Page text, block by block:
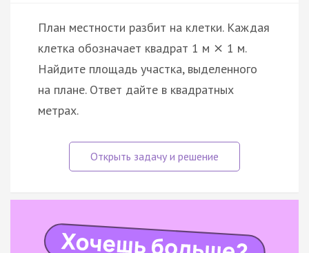
План местности разбит на клетки. Каждая
клетка обозначает квадрат 1 м × 1 м.
Найдите площадь участка, выделенного
на плане. Ответ дайте в квадратных
метрах.